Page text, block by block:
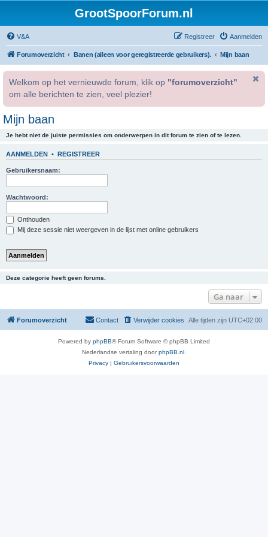
GrootSpoorForum.nl
V&A Aanmelden
Registreer
Forumoverzicht Banen (alleen voor geregistreerde gebruikers). Mijn baan
Welkom op het vernieuwde forum, klik op "forumoverzicht"
om alle berichten te zien, veel plezier!
Mijn baan
Je hebt niet de juiste permissies om onderwerpen in dit forum te zien of te lezen.
AANMELDEN • REGISTREER
Gebruikersnaam:
Wachtwoord:
Onthouden
Mij deze sessie niet weergeven in de lijst met online gebruikers
Deze categorie heeft geen forums.
Ga naar
Forumoverzicht Alle tijden zijn UTC+02:00
Verwijder cookies
Contact
Powered by phpBB® Forum Software © phpBB Limited
Nederlandse vertaling doorphpBB.nl
Privacy | Gebruikersvoorwaarden